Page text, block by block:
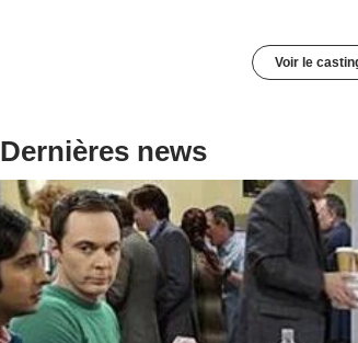
Voir le
Dernières news